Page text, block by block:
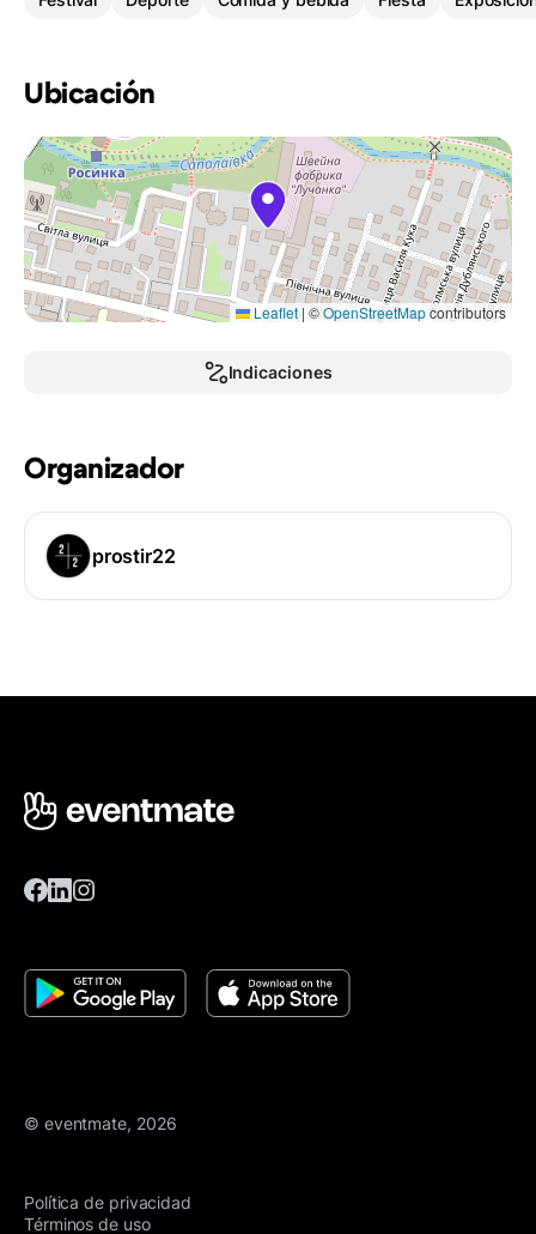
Ubicación
Leaflet | ©OpenStreetMapcontributors
Indicaciones
Organizador
prostir22
© eventmate, 2026
Política de privacidad
Términos de uso